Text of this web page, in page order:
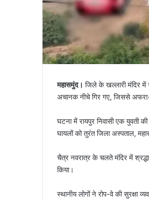
महासमुंद। जिले के खल्लारी मंदिर में
अचानक नीचे गिर गए, जिससे
घटना में रायपुर निवासी एक युवती
घायलों को तुरंत जिला अस्पताल,
चैत्र नवरात्र के चलते मंदिर में
किया।
स्थानीय लोगों ने रोप-वे की सुरक्षा